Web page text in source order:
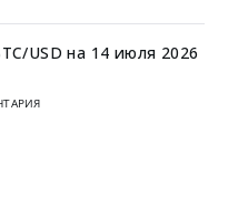
USD на 14 июля 2026